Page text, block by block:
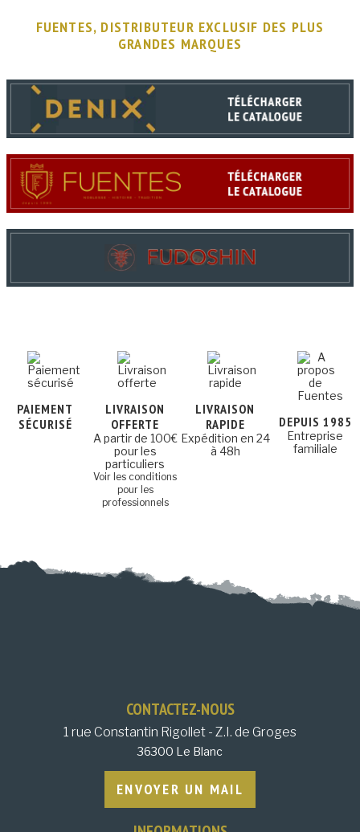
FUENTES, DISTRIBUTEUR EXCLUSIF DES PLUS
GRANDES MARQUES
PAIEMENT
SÉCURISÉ
LIVRAISON
OFFERTE
A partir de 100€
pour les
particuliers
Voir les conditions
pour les
professionnels
LIVRAISON
RAPIDE
Expédition en 24
à 48h
DEPUIS 1985
Entreprise
familiale
CONTACTEZ-NOUS
1 rue Constantin Rigollet - Z.I. de Groges
36300 Le Blanc
ENVOYER UN MAIL